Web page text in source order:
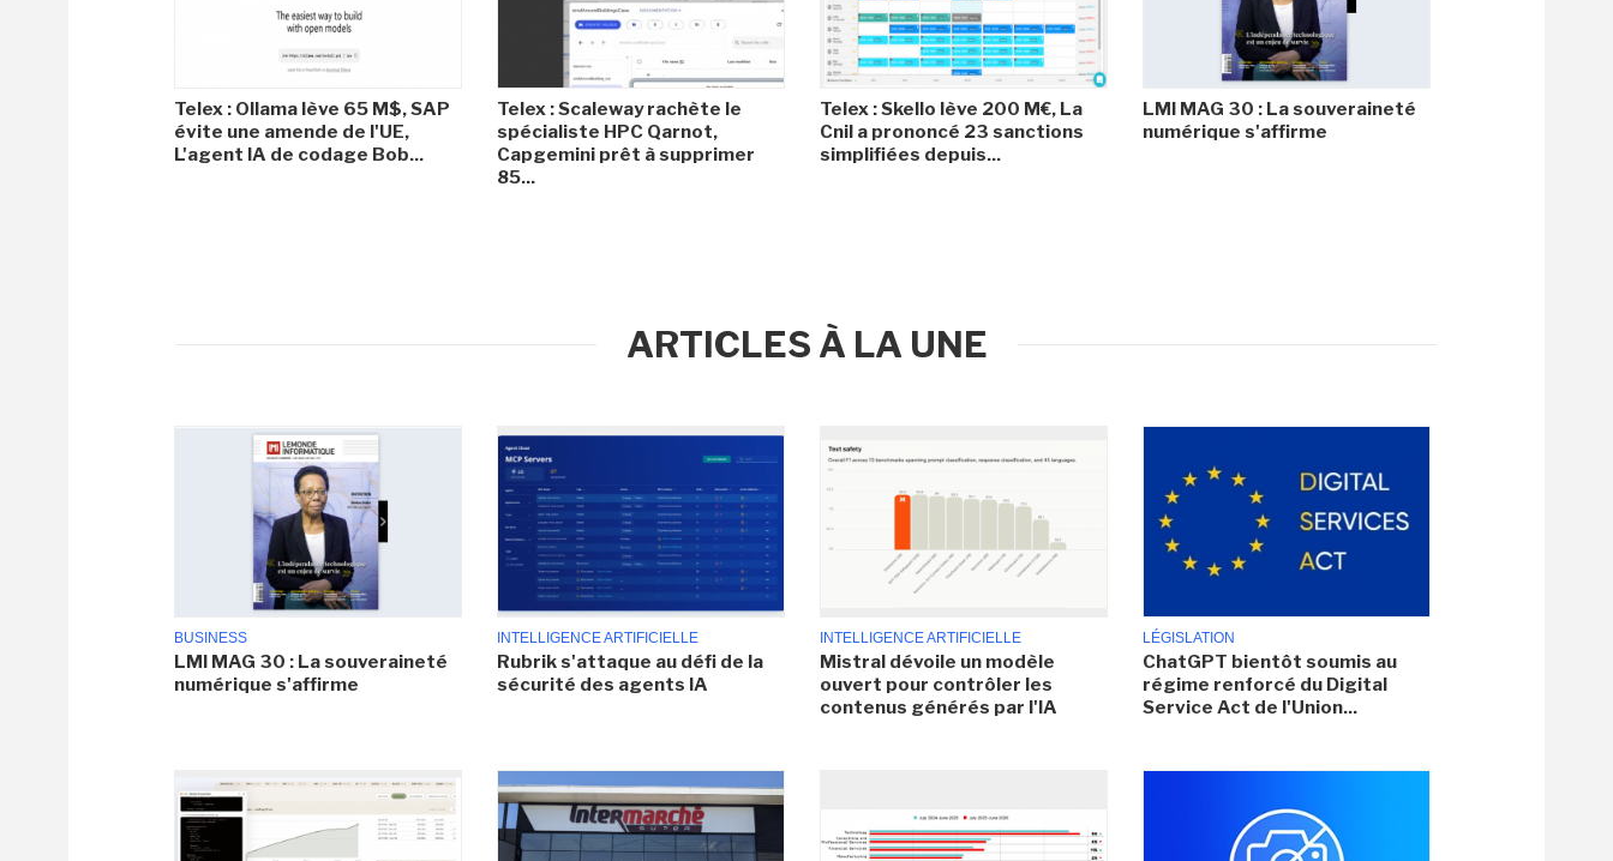
Telex : Ollama lève 65 M$, SAP
évite une amende de l'UE,
L'agent IA de codage Bob...
Telex : Scaleway rachète le
spécialiste HPC Qarnot,
Capgemini prêt à supprimer
85...
Telex : Skello lève 200 M€, La
Cnil a prononcé 23 sanctions
simplifiées depuis...
LMI MAG 30 : La souveraineté
numérique s'affirme
ARTICLES À LA UNE
BUSINESS
LMI MAG 30 : La souveraineté
numérique s'affirme
INTELLIGENCE ARTIFICIELLE
Rubrik s'attaque au défi de la
sécurité des agents IA
INTELLIGENCE ARTIFICIELLE
Mistral dévoile un modèle
ouvert pour contrôler les
contenus générés par l'IA
LÉGISLATION
ChatGPT bientôt soumis au
régime renforcé du Digital
Service Act de l'Union...